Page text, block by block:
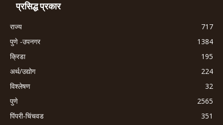
प्रसिद्ध प्रकार
राज्य
717
पुणे -उपनगर
1384
क्रिडा
195
अर्थ/उद्योग
224
विश्लेषण
32
पुणे
2565
पिंपरी-चिंचवड
351